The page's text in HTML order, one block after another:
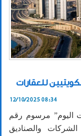
للعقارات
12/10/2025 08:34
اليوم” مرسوم رقم
الشركات والصناديق